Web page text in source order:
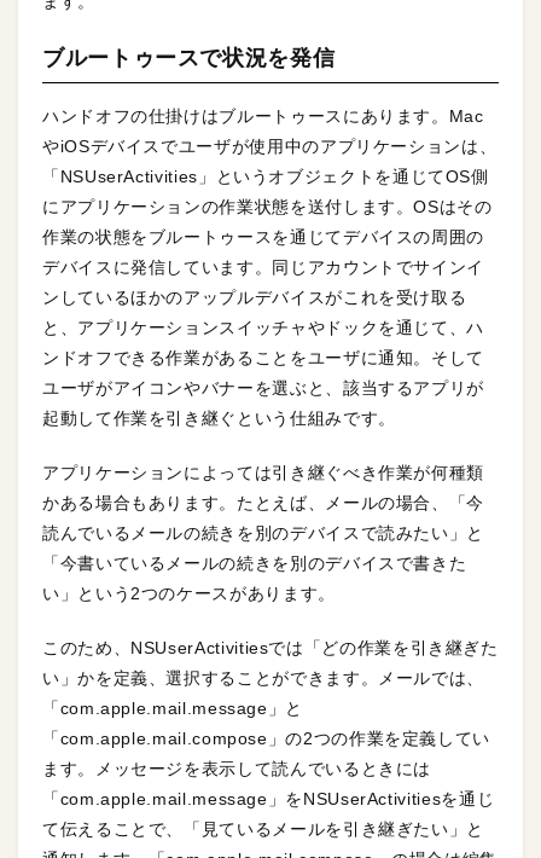
ブルートゥースで状況を発信
ハンドオフの仕掛けはブルートゥースにあります。Mac
やiOSデバイスでユーザが使用中のアプリケーションは、
「NSUserActivities」というオブジェクトを通じてOS側
にアプリケーションの作業状態を送付します。OSはその
作業の状態をブルートゥースを通じてデバイスの周囲の
デバイスに発信しています。同じアカウントでサインイ
ンしているほかのアップルデバイスがこれを受け取る
と、アプリケーションスイッチャやドックを通じて、ハ
ンドオフできる作業があることをユーザに通知。そして
ユーザがアイコンやバナーを選ぶと、該当するアプリが
起動して作業を引き継ぐという仕組みです。
アプリケーションによっては引き継ぐべき作業が何種類
かある場合もあります。たとえば、メールの場合、「今
読んでいるメールの続きを別のデバイスで読みたい」と
「今書いているメールの続きを別のデバイスで書きた
い」という2つのケースがあります。
このため、NSUserActivitiesでは「どの作業を引き継ぎた
い」かを定義、選択することができます。メールでは、
「com.apple.mail.message」と
「com.apple.mail.compose」の2つの作業を定義してい
ます。メッセージを表示して読んでいるときには
「com.apple.mail.message」をNSUserActivitiesを通じ
て伝えることで、「見ているメールを引き継ぎたい」と